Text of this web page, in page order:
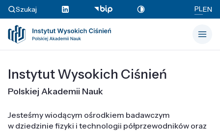
Szukaj PLEN
Instytut Wysokich Ciśnień
Polskiej Akademii Nauk
Jesteśmy wiodącym ośrodkiem badawczym
w dziedzinie fizyki i technologii półprzewodników oraz